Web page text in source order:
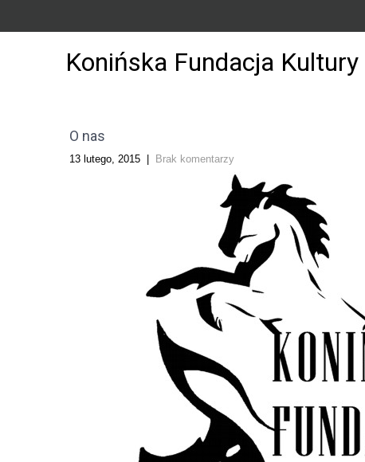
Konińska Fundacja Kultury
O nas
13 lutego, 2015 Brak komentarzy